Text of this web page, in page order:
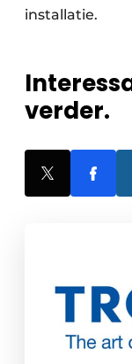
installatie.
verder.